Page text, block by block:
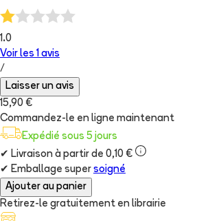
1.0
Voir les 1 avis
/
Laisser un avis
15,90 €
Commandez-le en ligne maintenant
Expédié sous 5 jours
✔ Livraison à partir de 0,10 €
✔ Emballage super soigné
Ajouter au panier
Retirez-le gratuitement en librairie